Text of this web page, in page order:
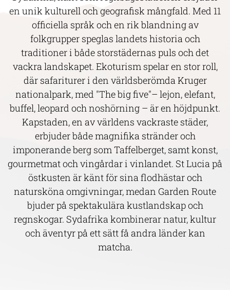
en unik kulturell och geografisk mångfald. Med 11
officiella språk och en rik blandning av
folkgrupper speglas landets historia och
traditioner i både storstädernas puls och det
vackra landskapet. Ekoturism spelar en stor roll,
där safariturer i den världsberömda Kruger
nationalpark, med "The big five"– lejon, elefant,
buffel, leopard och noshörning – är en höjdpunkt.
Kapstaden, en av världens vackraste städer,
erbjuder både magnifika stränder och
imponerande berg som Taffelberget, samt konst,
gourmetmat och vingårdar i vinlandet. St Lucia på
östkusten är känt för sina flodhästar och
natursköna omgivningar, medan Garden Route
bjuder på spektakulära kustlandskap och
regnskogar. Sydafrika kombinerar natur, kultur
och äventyr på ett sätt få andra länder kan
matcha.